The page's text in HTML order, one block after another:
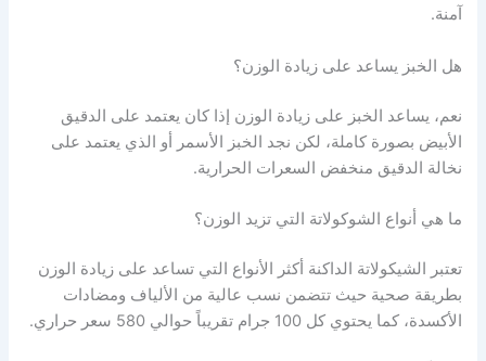
آمنة.
هل الخبز يساعد على زيادة الوزن؟
نعم، يساعد الخبز على زيادة الوزن إذا كان يعتمد على الدقيق
الأبيض بصورة كاملة، لكن نجد الخبز الأسمر أو الذي يعتمد على
نخالة الدقيق منخفض السعرات الحرارية.
ما هي أنواع الشوكولاتة التي تزيد الوزن؟
تعتبر الشيكولاتة الداكنة أكثر الأنواع التي تساعد على زيادة الوزن
بطريقة صحية حيث تتضمن نسب عالية من الألياف ومضادات
الأكسدة، كما يحتوي كل 100 جرام تقريباً حوالي 580 سعر حراري.